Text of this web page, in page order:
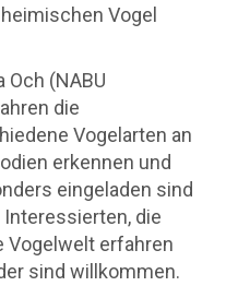
Vogel
Och (NABU
die
Vogelarten an
erkennen und
eingeladen sind
Interessierten, die
Vogelwelt erfahren
sind willkommen.